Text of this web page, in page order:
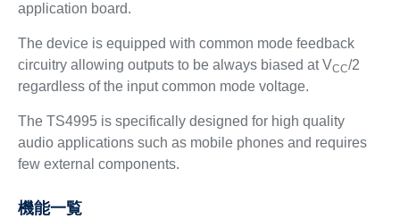
application board.
The device is equipped with common mode feedback
circuitry allowing outputs to be always biased at VCC/2
regardless of the input common mode voltage.
The TS4995 is specifically designed for high quality
audio applications such as mobile phones and requires
few external components.
機能一覧